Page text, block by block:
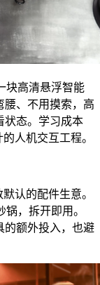
块高清悬浮智能
腰、不用摸索，高
状态。学习成本
人机交互工程。
认的配件生意。
，拆开即用。
的额外投入，也避